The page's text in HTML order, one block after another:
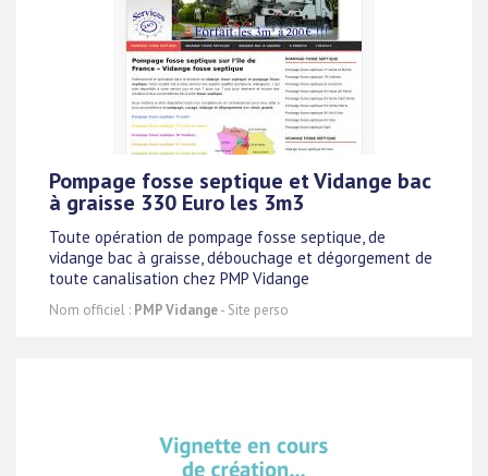
Pompage fosse septique et Vidange bac
à graisse 330 Euro les 3m3
Toute opération de pompage fosse septique, de
vidange bac à graisse, débouchage et dégorgement de
toute canalisation chez PMP Vidange
Nom officiel : PMP Vidange- Site perso